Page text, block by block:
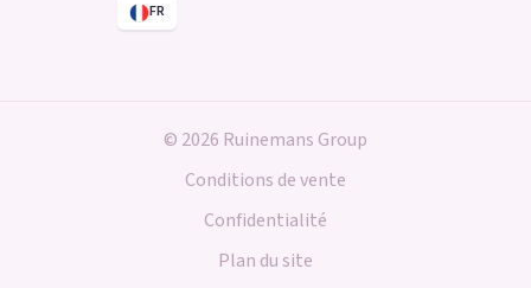
FR
© 2026 Ruinemans Group
Conditions de vente
Confidentialité
Plan du site